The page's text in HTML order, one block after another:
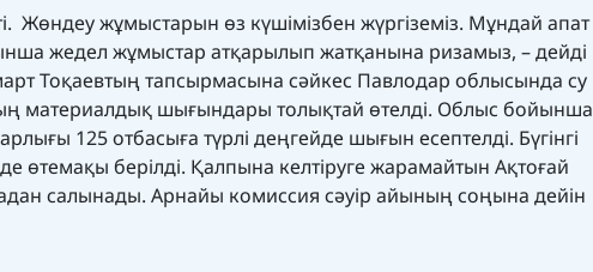
Жөндеу жұмыстарын өз күшімізбен жүргіземіз. Мұндай апат
жедел жұмыстар атқарылып жатқанына ризамыз, – дейді
Тоқаевтың тапсырмасына сәйкес Павлодар облысында су
материалдық шығындары толықтай өтелді. Облыс бойынша
125 отбасыға түрлі деңгейде шығын есептелді. Бүгінгі
өтемақы берілді. Қалпына келтіруге жарамайтын Ақтоғай
салынады. Арнайы комиссия сәуір айының соңына дейін